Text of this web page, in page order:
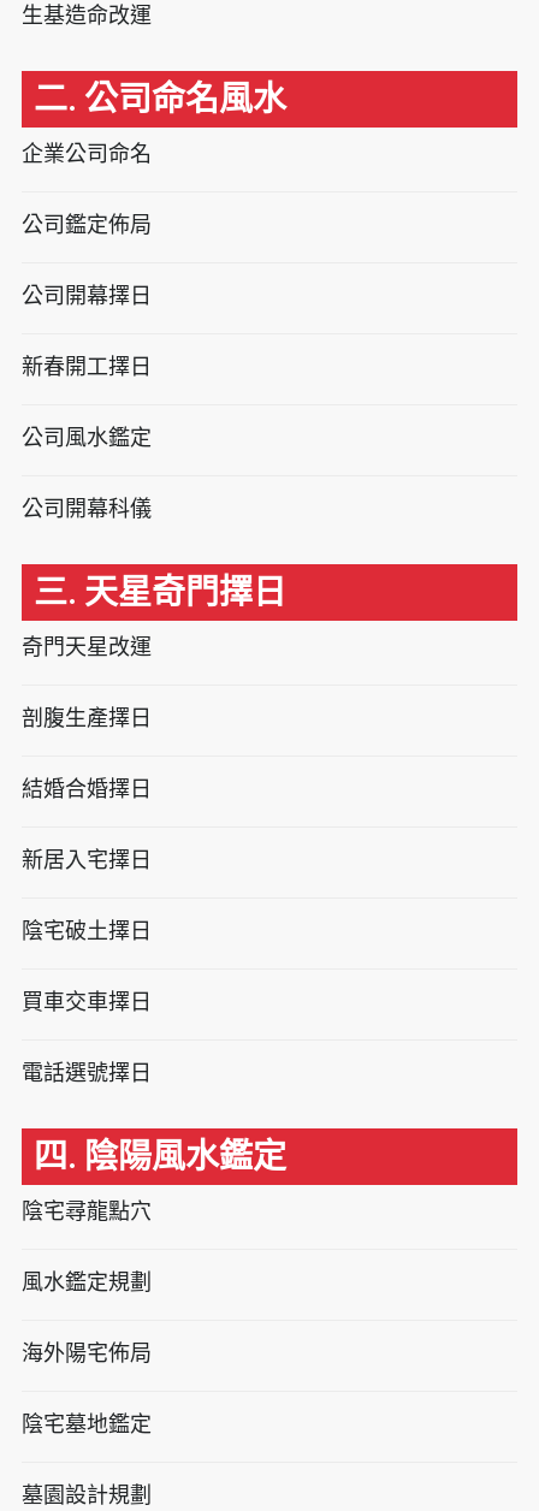
生基造命改運
二. 公司命名風水
企業公司命名
公司鑑定佈局
公司開幕擇日
新春開工擇日
公司風水鑑定
公司開幕科儀
三. 天星奇門擇日
奇門天星改運
剖腹生產擇日
結婚合婚擇日
新居入宅擇日
陰宅破土擇日
買車交車擇日
電話選號擇日
四. 陰陽風水鑑定
陰宅尋龍點穴
風水鑑定規劃
海外陽宅佈局
陰宅墓地鑑定
墓園設計規劃